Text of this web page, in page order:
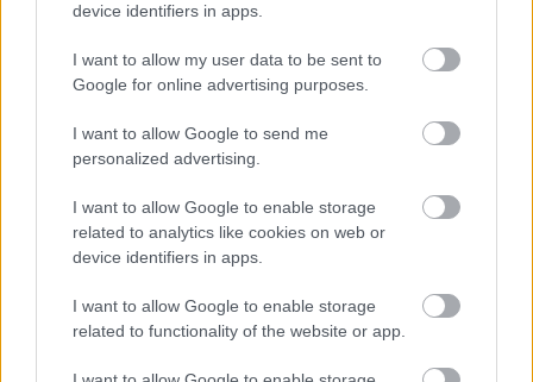
device identifiers in apps.
I want to allow my user data to be sent to
Google for online advertising purposes.
I want to allow Google to send me
personalized advertising.
I want to allow Google to enable storage
related to analytics like cookies on web or
device identifiers in apps.
I want to allow Google to enable storage
related to functionality of the website or app.